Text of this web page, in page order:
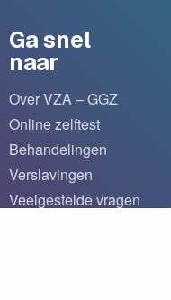
Ga snel
naar
Over VZA – GGZ
Online zelftest
Behandelingen
Verslavingen
Veelgestelde vragen